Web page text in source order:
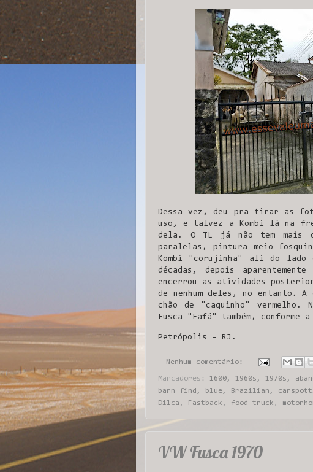
Dessa vez, deu pra tirar as
uso, e talvez a Kombi lá na
dela. O TL já não tem
paralelas, pintura meio
Kombi "corujinha" ali do lado
décadas, depois
encerrou as atividades
de nenhum deles, no entanto.
chão de "caquinho" vermelho.
Fusca "Fafá" também, conforme
Petrópolis - RJ.
Nenhum comentário:
Marcadores: 1600, 1960s , 1970s ,
barn find , blue, Brazilian ,
Dilca , Fastback , food truck ,
VW Fusca 1970